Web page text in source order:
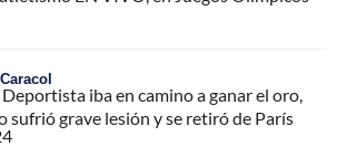
Deportista iba en camino a ganar el oro,
sufrió grave lesión y se retiró de París